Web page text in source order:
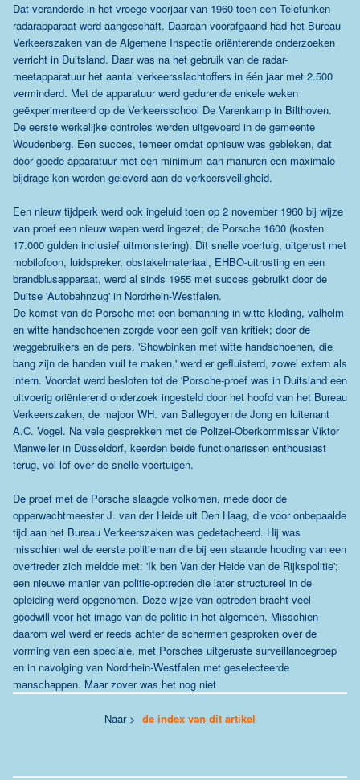
Dat veranderde in het vroege voorjaar van 1960 toen een Telefunken-
radarapparaat werd aangeschaft. Daaraan voorafgaand had het Bureau
Verkeerszaken van de Algemene Inspectie oriënterende onderzoeken
verricht in Duitsland. Daar was na het gebruik van de radar-
meetapparatuur het aantal verkeersslachtoffers in één jaar met 2.500
verminderd. Met de apparatuur werd gedurende enkele weken
geëxperimenteerd op de Verkeersschool De Varenkamp in Bilthoven.
De eerste werkelijke controles werden uitgevoerd in de gemeente
Woudenberg. Een succes, temeer omdat opnieuw was gebleken, dat
door goede apparatuur met een minimum aan manuren een maximale
bijdrage kon worden geleverd aan de verkeersveiligheid.
Een nieuw tijdperk werd ook ingeluid toen op 2 november 1960 bij wijze
van proef een nieuw wapen werd ingezet; de Porsche 1600 (kosten
17.000 gulden inclusief uitmonstering). Dit snelle voertuig, uitgerust met
mobilofoon, luidspreker, obstakelmateriaal, EHBO-uitrusting en een
brandblusapparaat, werd al sinds 1955 met succes gebruikt door de
Duitse 'Autobahnzug' in Nordrhein-Westfalen.
De komst van de Porsche met een bemanning in witte kleding, valhelm
en witte handschoenen zorgde voor een golf van kritiek; door de
weggebruikers en de pers. 'Showbinken met witte handschoenen, die
bang zijn de handen vuil te maken,' werd er gefluisterd, zowel extern als
intern. Voordat werd besloten tot de 'Porsche-proef was in Duitsland een
uitvoerig oriënterend onderzoek ingesteld door het hoofd van het Bureau
Verkeerszaken, de majoor WH. van Ballegoyen de Jong en luitenant
A.C. Vogel. Na vele gesprekken met de Polizei-Oberkommissar Viktor
Manweiler in Düsseldorf, keerden beide functionarissen enthousiast
terug, vol lof over de snelle voertuigen.
De proef met de Porsche slaagde volkomen, mede door de
opperwachtmeester J. van der Heide uit Den Haag, die voor onbepaalde
tijd aan het Bureau Verkeerszaken was gedetacheerd. Hij was
misschien wel de eerste politieman die bij een staande houding van een
overtreder zich meldde met: 'Ik ben Van der Heide van de Rijkspolitie';
een nieuwe manier van politie-optreden die later structureel in de
opleiding werd opgenomen. Deze wijze van optreden bracht veel
goodwill voor het imago van de politie in het algemeen. Misschien
daarom wel werd er reeds achter de schermen gesproken over de
vorming van een speciale, met Porsches uitgeruste surveillancegroep
en in navolging van Nordrhein-Westfalen met geselecteerde
manschappen. Maar zover was het nog niet
Naar > de index van dit artikel